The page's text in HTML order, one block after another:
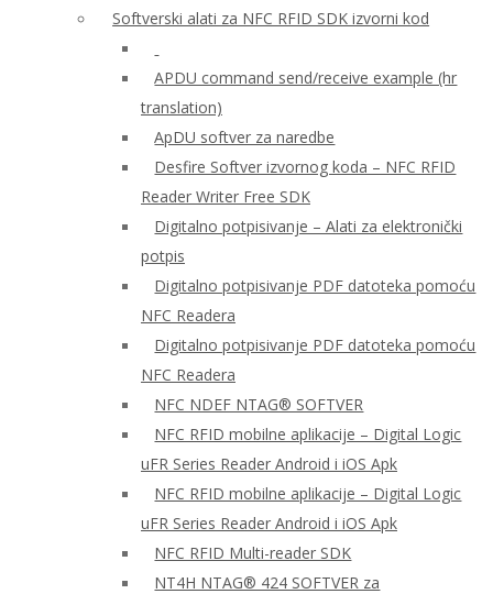
Softverski alati za NFC RFID SDK izvorni kod
APDU command send/receive example (hr
translation)
ApDU softver za naredbe
Desfire Softver izvornog koda – NFC RFID
Reader Writer Free SDK
Digitalno potpisivanje – Alati za elektronički
potpis
Digitalno potpisivanje PDF datoteka pomoću
NFC Readera
Digitalno potpisivanje PDF datoteka pomoću
NFC Readera
NFC NDEF NTAG® SOFTVER
NFC RFID mobilne aplikacije – Digital Logic
uFR Series Reader Android i iOS Apk
NFC RFID mobilne aplikacije – Digital Logic
uFR Series Reader Android i iOS Apk
NFC RFID Multi-reader SDK
NT4H NTAG® 424 SOFTVER za